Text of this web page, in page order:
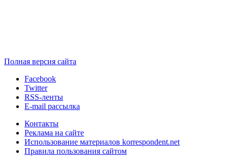
Полная версия сайта
Facebook
Twitter
RSS-ленты
E-mail рассылка
Контакты
Реклама на сайте
Использование материалов korrespondent.net
Правила пользования сайтом